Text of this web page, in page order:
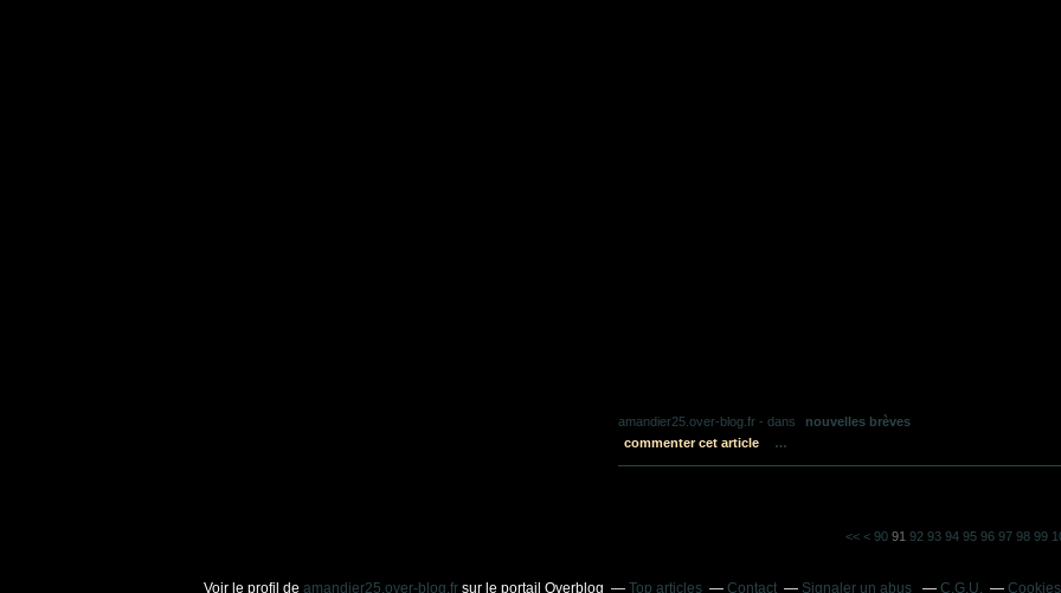
amandier25.over-blog.fr - dans
nouvelles brèves
commenter cet article
…
<< < 10
20
30
40
50
60
70
80
90 91 92 93 94 95 96 97 98 99
Voir le profil de amandier25.over-blog.fr sur le portail Overblog Top articles Contact Signaler un abus C.G.U.